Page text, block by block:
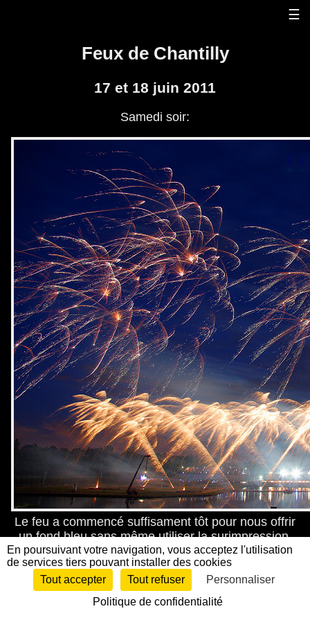
En poursuivant votre navigation, vous acceptez l'utilisation
de services tiers pouvant installer des cookies
Tout accepter
Tout refuser
Personnaliser
Politique de confidentialité
☰
Feux de Chantilly
17 et 18 juin 2011
Samedi soir:
Le feu a commencé suffisament tôt pour nous offrir
un fond bleu sans même utiliser la surimpression.